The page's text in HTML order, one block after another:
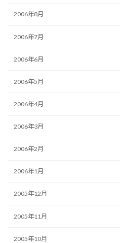
2006年8月
2006年7月
2006年6月
2006年5月
2006年4月
2006年3月
2006年2月
2006年1月
2005年12月
2005年11月
2005年10月